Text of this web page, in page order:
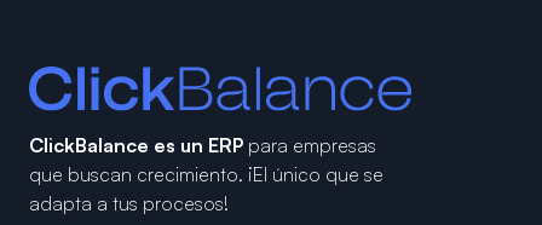
ClickBalance es un ERP para empresas
que buscan crecimiento. ¡El único que se
adapta a tus procesos!